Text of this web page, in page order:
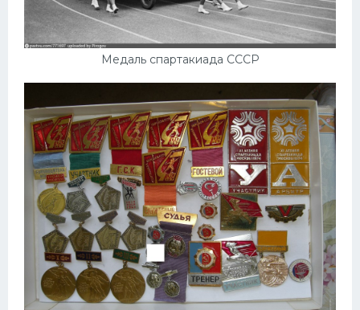
Медаль спартакиада СССР